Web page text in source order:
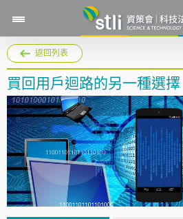
返回列表
買回用戶迴路的另一種選擇